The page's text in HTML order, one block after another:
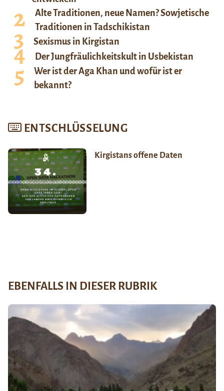
Alte Traditionen, neue Namen? Sowjetische
Traditionen in Tadschikistan
Sexismus in Kirgistan
Der Jungfräulichkeitskult in Usbekistan
Wer ist der Aga Khan und wofür ist er
bekannt?
ENTSCHLÜSSELUNG
Kirgistans offene Daten
EBENFALLS IN DIESER RUBRIK